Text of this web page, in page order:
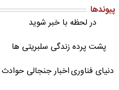
پیوندها
در لحظه با خبر شوید
پشت پرده زندگی سلبریتی ها
دنیای فناوریاخبار جنجالی حوادث